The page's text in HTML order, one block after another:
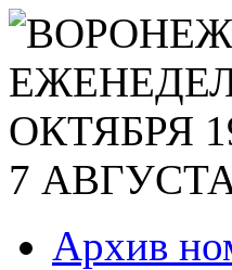
7 АВГУСТА
Архив